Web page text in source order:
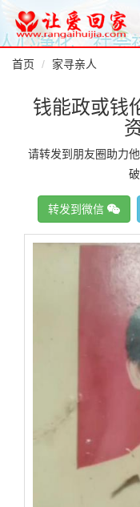
首页 家寻亲人
钱能政或钱
请转发到朋友圈助力
转发到微信